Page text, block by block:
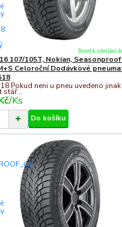
107/105T, Nokian, Seasonproof
Celoroční Dodávkové
Pokud neni u pneu uvedeno jinak
stář...
/Ks
Ihned k odeslání
Do košíku